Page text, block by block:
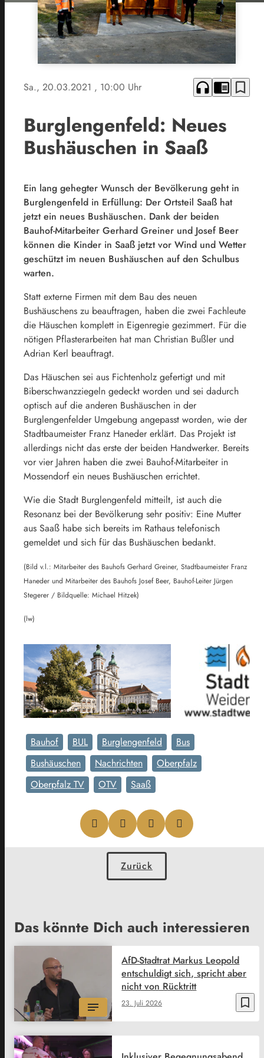
Sa., 20.03.2021 , 10:00 Uhr headphones chrome_reader_mode bookmark_border
Burglengenfeld: Neues
Bushäuschen in Saaß
Ein lang gehegter Wunsch der Bevölkerung geht in
Burglengenfeld in Erfüllung: Der Ortsteil Saaß hat
jetzt ein neues Bushäuschen. Dank der beiden
Bauhof-Mitarbeiter Gerhard Greiner und Josef Beer
können die Kinder in Saaß jetzt vor Wind und Wetter
geschützt im neuen Bushäuschen auf den Schulbus
warten.
Statt externe Firmen mit dem Bau des neuen
Bushäuschens zu beauftragen, haben die zwei Fachleute
die Häuschen komplett in Eigenregie gezimmert. Für die
nötigen Pflasterarbeiten hat man Christian Bußler und
Adrian Kerl beauftragt.
Das Häuschen sei aus Fichtenholz gefertigt und mit
Biberschwanzziegeln gedeckt worden und sei dadurch
optisch auf die anderen Bushäuschen in der
Burglengenfelder Umgebung angepasst worden, wie der
Stadtbaumeister Franz Haneder erklärt. Das Projekt ist
allerdings nicht das erste der beiden Handwerker. Bereits
vor vier Jahren haben die zwei Bauhof-Mitarbeiter in
Mossendorf ein neues Bushäuschen errichtet.
Wie die Stadt Burglengenfeld mitteilt, ist auch die
Resonanz bei der Bevölkerung sehr positiv: Eine Mutter
aus Saaß habe sich bereits im Rathaus telefonisch
gemeldet und sich für das Bushäuschen bedankt.
(Bild v.l.: Mitarbeiter des Bauhofs Gerhard Greiner, Stadtbaumeister Franz
Haneder und Mitarbeiter des Bauhofs Josef Beer, Bauhof-Leiter Jürgen
Stegerer / Bildquelle: Michael Hitzek)
(lw)
Bauhof BUL Burglengenfeld
Bus
Bushäuschen
Nachrichten
Oberpfalz
Oberpfalz TV
OTV Saaß
Zurück
Das könnte Dich auch interessieren
bookmark_border
23. Juli 2026
AfD-Stadtrat Markus Leopold
entschuldigt sich, spricht aber
nicht von Rücktritt